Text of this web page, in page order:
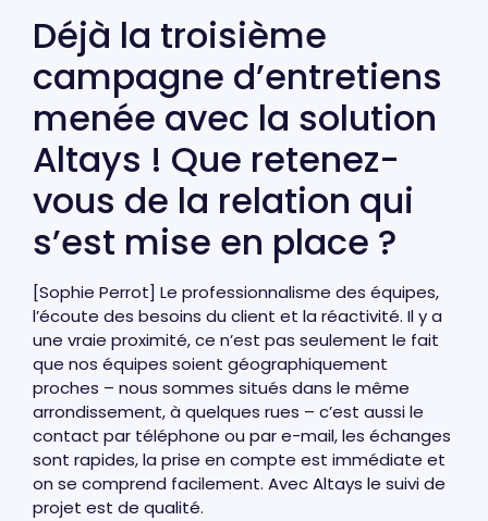
Déjà la troisième
campagne d’entretiens
menée avec la solution
Altays ! Que retenez-
vous de la relation qui
s’est mise en place ?
[Sophie Perrot] Le professionnalisme des équipes,
l’écoute des besoins du client et la réactivité. Il y a
une vraie proximité, ce n’est pas seulement le fait
que nos équipes soient géographiquement
proches – nous sommes situés dans le même
arrondissement, à quelques rues – c’est aussi le
contact par téléphone ou par e-mail, les échanges
sont rapides, la prise en compte est immédiate et
on se comprend facilement. Avec Altays le suivi de
projet est de qualité.